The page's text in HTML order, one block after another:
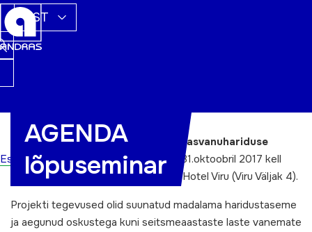
EST
Esileht
AGENDA
lõpuseminar
Projekti“AGENDA – Euroopa täiskasvanuhariduse
tegevuskava”lõpuseminar toimub 31.oktoobril 2017 kell
11.00-15.30 Tallinnas hotellis Sokos Hotel Viru (Viru Väljak 4).
Projekti tegevused olid suunatud madalama haridustaseme
ja aegunud oskustega kuni seitsmeaastaste laste vanemate